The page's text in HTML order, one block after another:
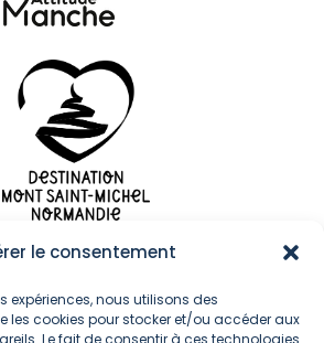
le consentement
expériences, nous utilisons des
les cookies pour stocker et/ou accéder aux
Le fait de consentir à ces technologies